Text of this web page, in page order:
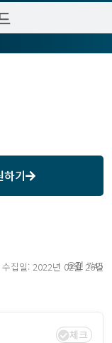
기
수집일: 2022년 02월 26일
오전 7:45
체크